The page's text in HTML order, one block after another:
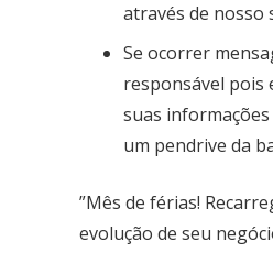
através de nosso
Se ocorrer
responsável pois
suas
um pendrive da
”Mês de férias!
evolução de seu